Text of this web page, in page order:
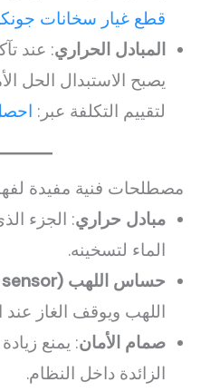
قطع غيار سخانات
المبادل الحراري: عند
يصبح الاستبدال الحل
لتقييم التكلفة عبر:
مصطلحات فنية مفيدة
مبادل حراري: الجزء
الماء لتسخينه.
حساس اللهب (Flame sensor)
اللهب ويوقف الغاز عند
صمام الأمان: يمنع
الزائدة داخل النظام.